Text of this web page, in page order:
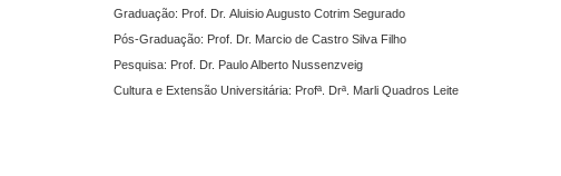
Graduação: Prof. Dr. Aluisio Augusto Cotrim Segurado
Pós-Graduação: Prof. Dr. Marcio de Castro Silva Filho
Pesquisa: Prof. Dr. Paulo Alberto Nussenzveig
Cultura e Extensão Universitária: Profª. Drª. Marli Quadros Leite